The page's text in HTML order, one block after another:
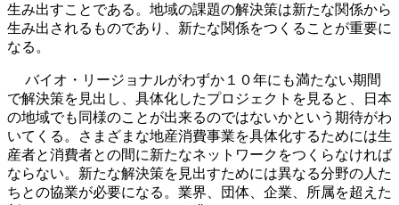
生み出すことである。地域の課題の解決策は新たな関係から
生み出されるものであり、新たな関係をつくることが重要に
なる。
バイオ・リージョナルがわずか１０年にも満たない期間
で解決策を見出し、具体化したプロジェクトを見ると、日本
の地域でも同様のことが出来るのではないかという期待がわ
いてくる。さまざまな地産消費事業を具体化するためには生
産者と消費者との間に新たなネットワークをつくらなければ
ならない。新たな解決策を見出すためには異なる分野の人た
ちとの協業が必要になる。業界、団体、企業、所属を超えた